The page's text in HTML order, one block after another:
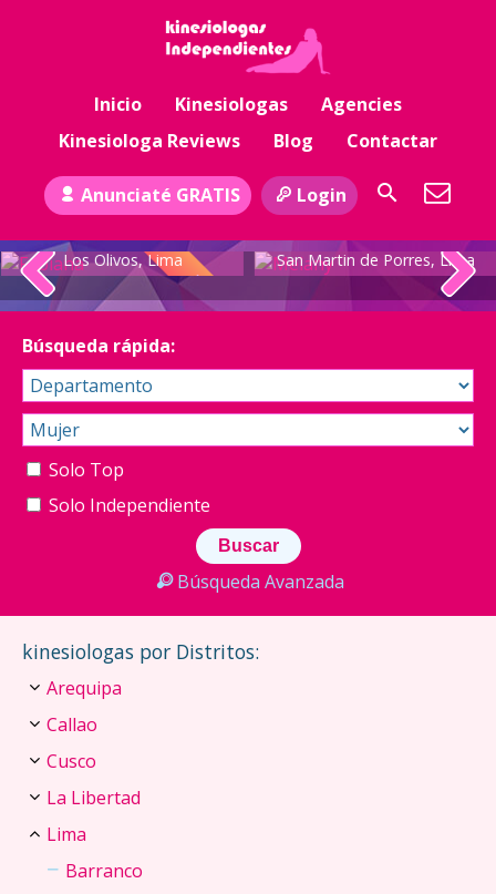
Inicio Kinesiologas
Agencies
Kinesiologa Reviews
Blog Contactar
Anunciaté GRATIS Login
TOP
Fabiana
Los Olivos, Lima
Melany
San Martin de Porres, Lima
kinesiologas por Distritos:
Arequipa
Callao
Cusco
La Libertad
Lima
Barranco
Búsqueda rápida:
Solo Top
Solo Independiente
Búsqueda Avanzada